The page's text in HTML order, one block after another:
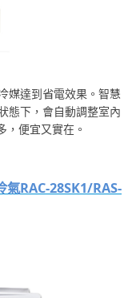
媒達到省電效果。智慧
態下，會自動調整室內
，便宜又實在。
氣RAC-28SK1/RAS-